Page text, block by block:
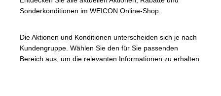
Sonderkonditionen im WEICON Online-Shop.
Die Aktionen und Konditionen unterscheiden sich je nach
Kundengruppe. Wählen Sie den für Sie passenden
Bereich aus, um die relevanten Informationen zu erhalten.